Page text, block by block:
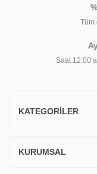
Tüm
Saat
KATEGORİLER
KURUMSAL